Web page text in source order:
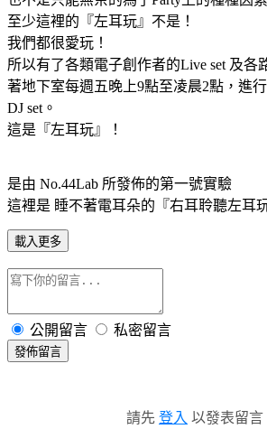
至少這裡的『左耳玩』不是！
我們都很愛玩！
所以有了各類電子創作者的Live set 及各
著地下室每週五晚上9點至凌晨2點，進
DJ set。
這是『左耳玩』！
是由 No.44Lab 所發佈的第一號實驗
這裡是 睡不著電耳朵的『右耳聆聽左耳
載入更多
公開留言 私密留言
發佈留言
請先 登入 以發表留言